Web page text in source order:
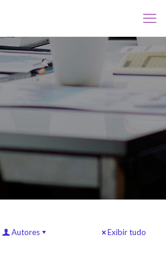
Autores Exibir tudo